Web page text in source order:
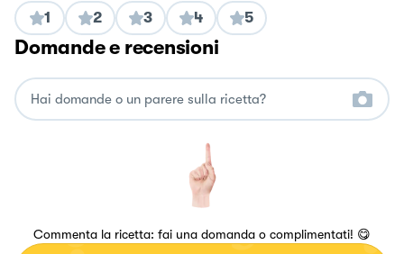
1 2 3 4 5
Domande e recensioni
Commenta la ricetta: fai una domanda o complimentati! 😋